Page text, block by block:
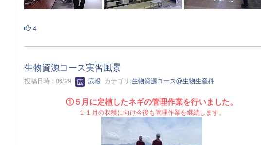
4
生物資源コース実習風景
投稿日時 : 06/29 広報 カテゴリ:生物資源コース@生物生産科
①５月に定植したネギの管理作業を行いました。
１１月の収穫に向け今後も管理作業を継続します。